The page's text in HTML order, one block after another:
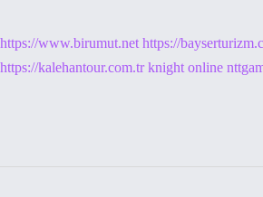
https://www.birumut.net https://
https://kalehantour.com.tr knight online